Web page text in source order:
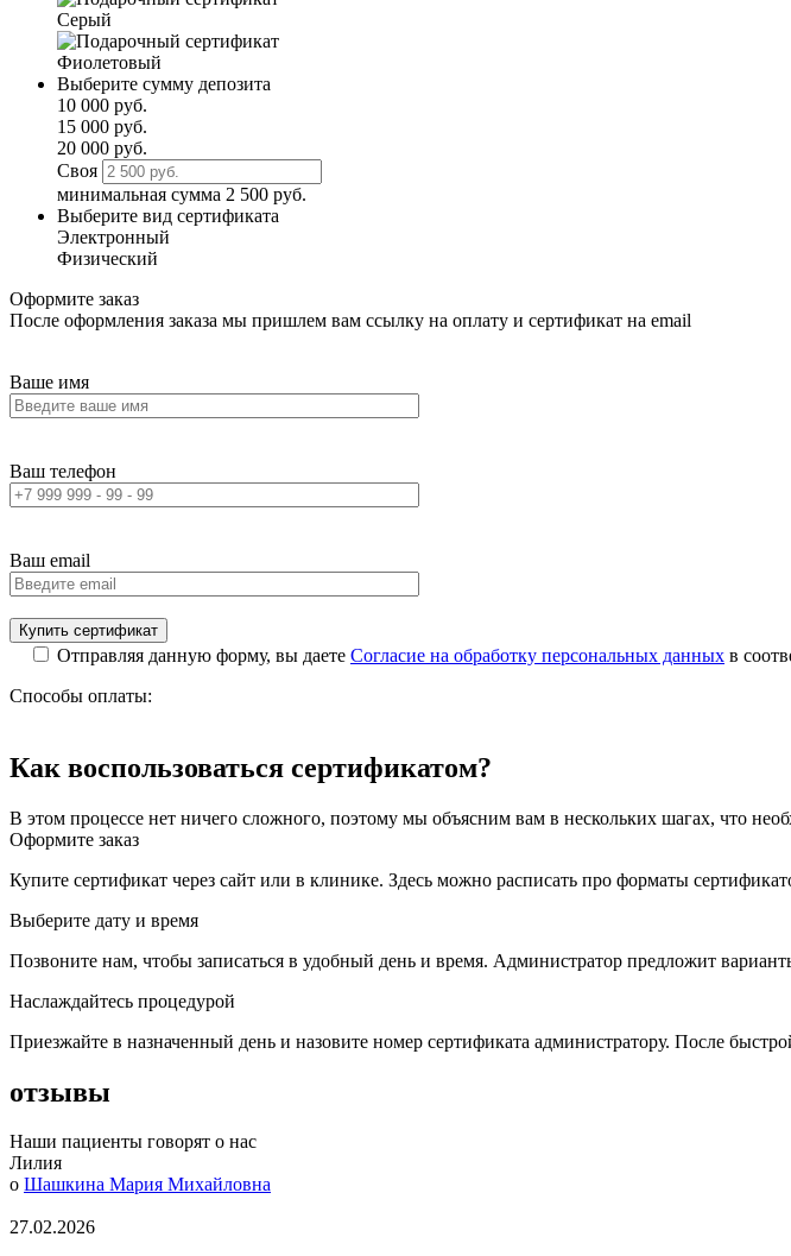
Серый
Фиолетовый
Выберите сумму депозита
10 000 руб.
15 000 руб.
20 000 руб.
Своя
минимальная сумма 2 500 руб.
Выберите вид сертификата
Электронный
Физический
Оформите заказ
После оформления заказа мы пришлем вам ссылку на оплату и сертификат на email
Ваше имя
Ваш телефон
Ваш email
Отправляя данную форму, вы даете Согласие на обработку персональных данных в
Способы оплаты:
Как воспользоваться сертификатом?
В этом процессе нет ничего сложного, поэтому мы объясним вам в нескольких шагах, что
Оформите заказ
Купите сертификат через сайт или в клинике. Здесь можно расписать про форматы
Выберите дату и время
Позвоните нам, чтобы записаться в удобный день и время. Администратор предложит
Наслаждайтесь процедурой
Приезжайте в назначенный день и назовите номер сертификата администратору. После
отзывы
Наши пациенты говорят о нас
Лилия
о Шашкина Мария Михайловна
27.02.2026